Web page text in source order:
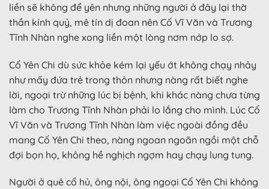
liền sẽ không để yên nhưng những người ở đây lại thờ
thần kính quỷ, mê tín dị đoan nên Cố Vĩ Văn và Trương
Tĩnh Nhàn nghe xong liền một lòng nơm nớp lo sợ.
Cố Yên Chi dù sức khỏe kém lại yếu ớt không chạy nhảy
như mấy đứa trẻ trong thôn nhưng nàng rất biết nghe
lời, ngoại trừ những lúc bị bệnh, khi khác nàng chưa từng
làm cho Trương Tĩnh Nhàn phải lo lắng cho mình. Lúc Cố
Vĩ Văn và Trương Tĩnh Nhàn làm việc ngoài đồng đều
mang Cố Yên Chi theo, nàng ngoan ngoãn ngồi một chỗ
đợi bọn họ, không hề nghịch ngợm hay chạy lung tung.
Người ở quê cổ hủ, ông nội, ông ngoại Cố Yên Chi không